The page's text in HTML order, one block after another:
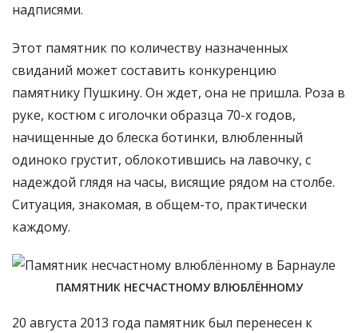
надписями.
Этот памятник по количеству назначенных
свиданий может составить конкуренцию
памятнику Пушкину. Он ждет, она не пришла. Роза в
руке, костюм с иголочки образца 70-х годов,
начищенные до блеска ботинки, влюбленный
одиноко грустит, облокотившись на лавочку, с
надеждой глядя на часы, висящие рядом на столбе.
Ситуация, знакомая, в общем-то, практически
каждому.
ПАМЯТНИК НЕСЧАСТНОМУ ВЛЮБЛЁННОМУ
20 августа 2013 года памятник был перенесен к